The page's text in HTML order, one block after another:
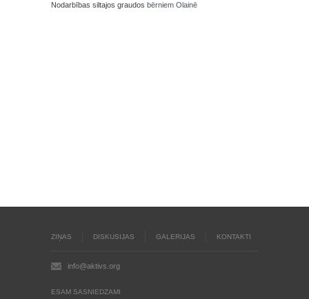
Nodarbības siltajos graudos bērniem Olainē
ZIŅAS DISKUSIJAS GALERIJAS KONTAKTI
info@aktivs.org
ESAM SASNIEDZAMI